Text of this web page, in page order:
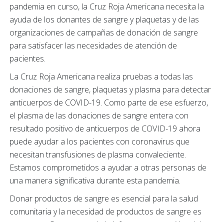
pandemia en curso, la Cruz Roja Americana necesita la
ayuda de los donantes de sangre y plaquetas y de las
organizaciones de campañas de donación de sangre
para satisfacer las necesidades de atención de
pacientes.
La Cruz Roja Americana realiza pruebas a todas las
donaciones de sangre, plaquetas y plasma para detectar
anticuerpos de COVID-19. Como parte de ese esfuerzo,
el plasma de las donaciones de sangre entera con
resultado positivo de anticuerpos de COVID-19 ahora
puede ayudar a los pacientes con coronavirus que
necesitan transfusiones de plasma convaleciente.
Estamos comprometidos a ayudar a otras personas de
una manera significativa durante esta pandemia.
Donar productos de sangre es esencial para la salud
comunitaria y la necesidad de productos de sangre es